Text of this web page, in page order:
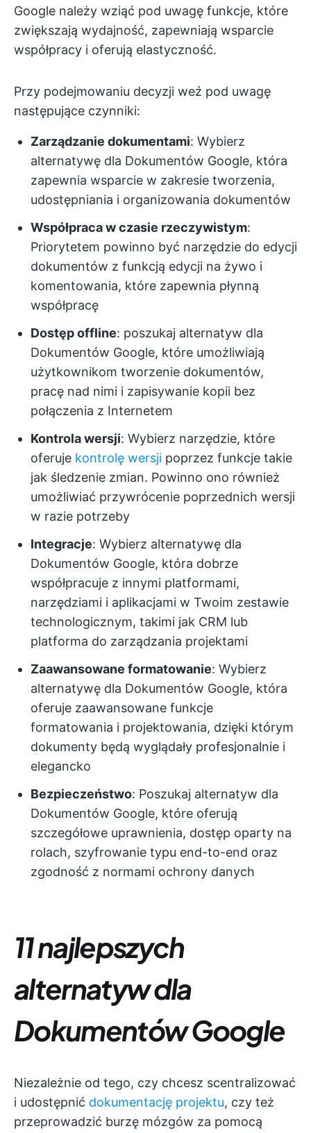
Google należy wziąć pod uwagę funkcje, które
zwiększają wydajność, zapewniają wsparcie
współpracy i oferują elastyczność.
Przy podejmowaniu decyzji weź pod uwagę
następujące czynniki:
Zarządzanie dokumentami: Wybierz
alternatywę dla Dokumentów Google, która
zapewnia wsparcie w zakresie tworzenia,
udostępniania i organizowania dokumentów
Współpraca w czasie rzeczywistym:
Priorytetem powinno być narzędzie do edycji
dokumentów z funkcją edycji na żywo i
komentowania, które zapewnia płynną
współpracę
Dostęp offline: poszukaj alternatyw dla
Dokumentów Google, które umożliwiają
użytkownikom tworzenie dokumentów,
pracę nad nimi i zapisywanie kopii bez
połączenia z Internetem
Kontrola wersji: Wybierz narzędzie, które
oferuje kontrolę wersji poprzez funkcje takie
jak śledzenie zmian. Powinno ono również
umożliwiać przywrócenie poprzednich wersji
w razie potrzeby
Integracje: Wybierz alternatywę dla
Dokumentów Google, która dobrze
współpracuje z innymi platformami,
narzędziami i aplikacjami w Twoim zestawie
technologicznym, takimi jak CRM lub
platforma do zarządzania projektami
Zaawansowane formatowanie: Wybierz
alternatywę dla Dokumentów Google, która
oferuje zaawansowane funkcje
formatowania i projektowania, dzięki którym
dokumenty będą wyglądały profesjonalnie i
elegancko
Bezpieczeństwo: Poszukaj alternatyw dla
Dokumentów Google, które oferują
szczegółowe uprawnienia, dostęp oparty na
rolach, szyfrowanie typu end-to-end oraz
zgodność z normami ochrony danych
11 najlepszych
alternatyw dla
Dokumentów Google
Niezależnie od tego, czy chcesz scentralizować
i udostępnić dokumentację projektu, czy też
przeprowadzić burzę mózgów za pomocą